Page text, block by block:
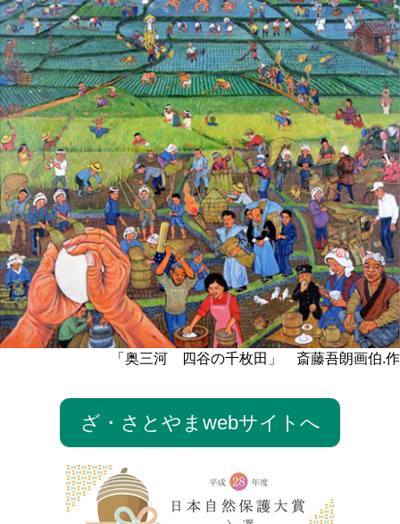
「奥三河 四谷の千枚田」 斎藤吾朗画伯.作
ざ・さとやまwebサイトへ